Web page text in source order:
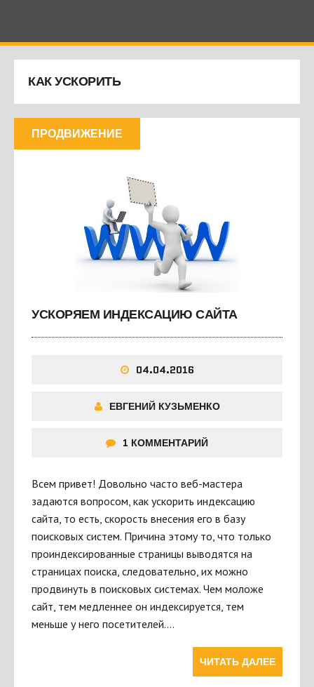
КАК УСКОРИТЬ
ПРОДВИЖЕНИЕ
УСКОРЯЕМ ИНДЕКСАЦИЮ САЙТА
04.04.2016
ЕВГЕНИЙ КУЗЬМЕНКО
1 КОММЕНТАРИЙ
Всем привет! Довольно часто веб-мастера
задаются вопросом, как ускорить индексацию
сайта, то есть, скорость внесения его в базу
поисковых систем. Причина этому то, что только
проиндексированные страницы выводятся на
страницах поиска, следовательно, их можно
продвинуть в поисковых системах. Чем моложе
сайт, тем медленнее он индексируется, тем
меньше у него посетителей….
ЧИТАТЬ ДАЛЕЕ